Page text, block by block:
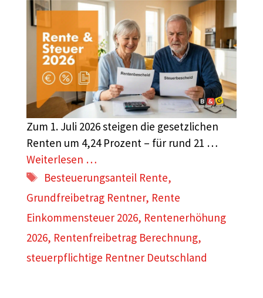
Zum 1. Juli 2026 steigen die gesetzlichen
Renten um 4,24 Prozent – für rund 21 …
Weiterlesen …
Schlagwörter
Besteuerungsanteil Rente,
Grundfreibetrag Rentner, Rente
Einkommensteuer 2026, Rentenerhöhung
2026, Rentenfreibetrag Berechnung,
steuerpflichtige Rentner Deutschland